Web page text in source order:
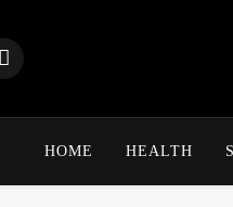
HOME HEALTH